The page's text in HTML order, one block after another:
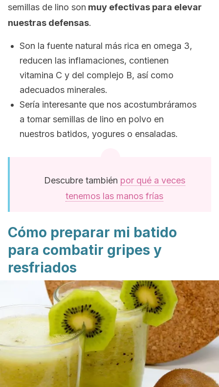
semillas de lino son muy efectivas para elevar
nuestras defensas.
Son la fuente natural más rica en omega 3,
reducen las inflamaciones, contienen
vitamina C y del complejo B, así como
adecuados minerales.
Sería interesante que nos acostumbráramos
a tomar semillas de lino en polvo en
nuestros batidos, yogures o ensaladas.
Descubre también por qué a veces
tenemos las manos frías
Cómo preparar mi batido
para combatir gripes y
resfriados